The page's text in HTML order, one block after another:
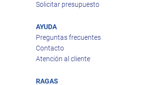
Solicitar presupuesto
AYUDA
Preguntas frecuentes
Contacto
Atención al cliente
RAGAS